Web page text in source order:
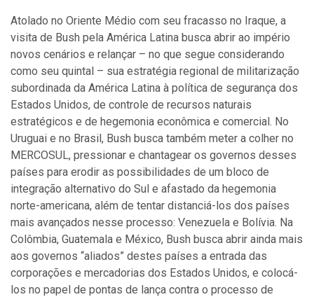
Atolado no Oriente Médio com seu fracasso no Iraque, a
visita de Bush pela América Latina busca abrir ao império
novos cenários e relançar – no que segue considerando
como seu quintal – sua estratégia regional de militarização
subordinada da América Latina à política de segurança dos
Estados Unidos, de controle de recursos naturais
estratégicos e de hegemonia econômica e comercial. No
Uruguai e no Brasil, Bush busca também meter a colher no
MERCOSUL, pressionar e chantagear os governos desses
países para erodir as possibilidades de um bloco de
integração alternativo do Sul e afastado da hegemonia
norte-americana, além de tentar distanciá-los dos países
mais avançados nesse processo: Venezuela e Bolívia. Na
Colômbia, Guatemala e México, Bush busca abrir ainda mais
aos governos “aliados” destes países a entrada das
corporações e mercadorias dos Estados Unidos, e colocá-
los no papel de pontas de lança contra o processo de